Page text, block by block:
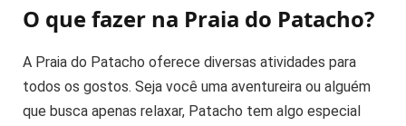
O que fazer na Praia do Patacho?
A Praia do Patacho oferece diversas atividades para
todos os gostos. Seja você uma aventureira ou alguém
que busca apenas relaxar, Patacho tem algo especial